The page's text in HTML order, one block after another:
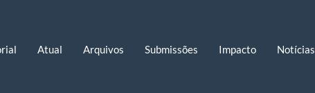
Atual Arquivos Submissões Impacto Notícias